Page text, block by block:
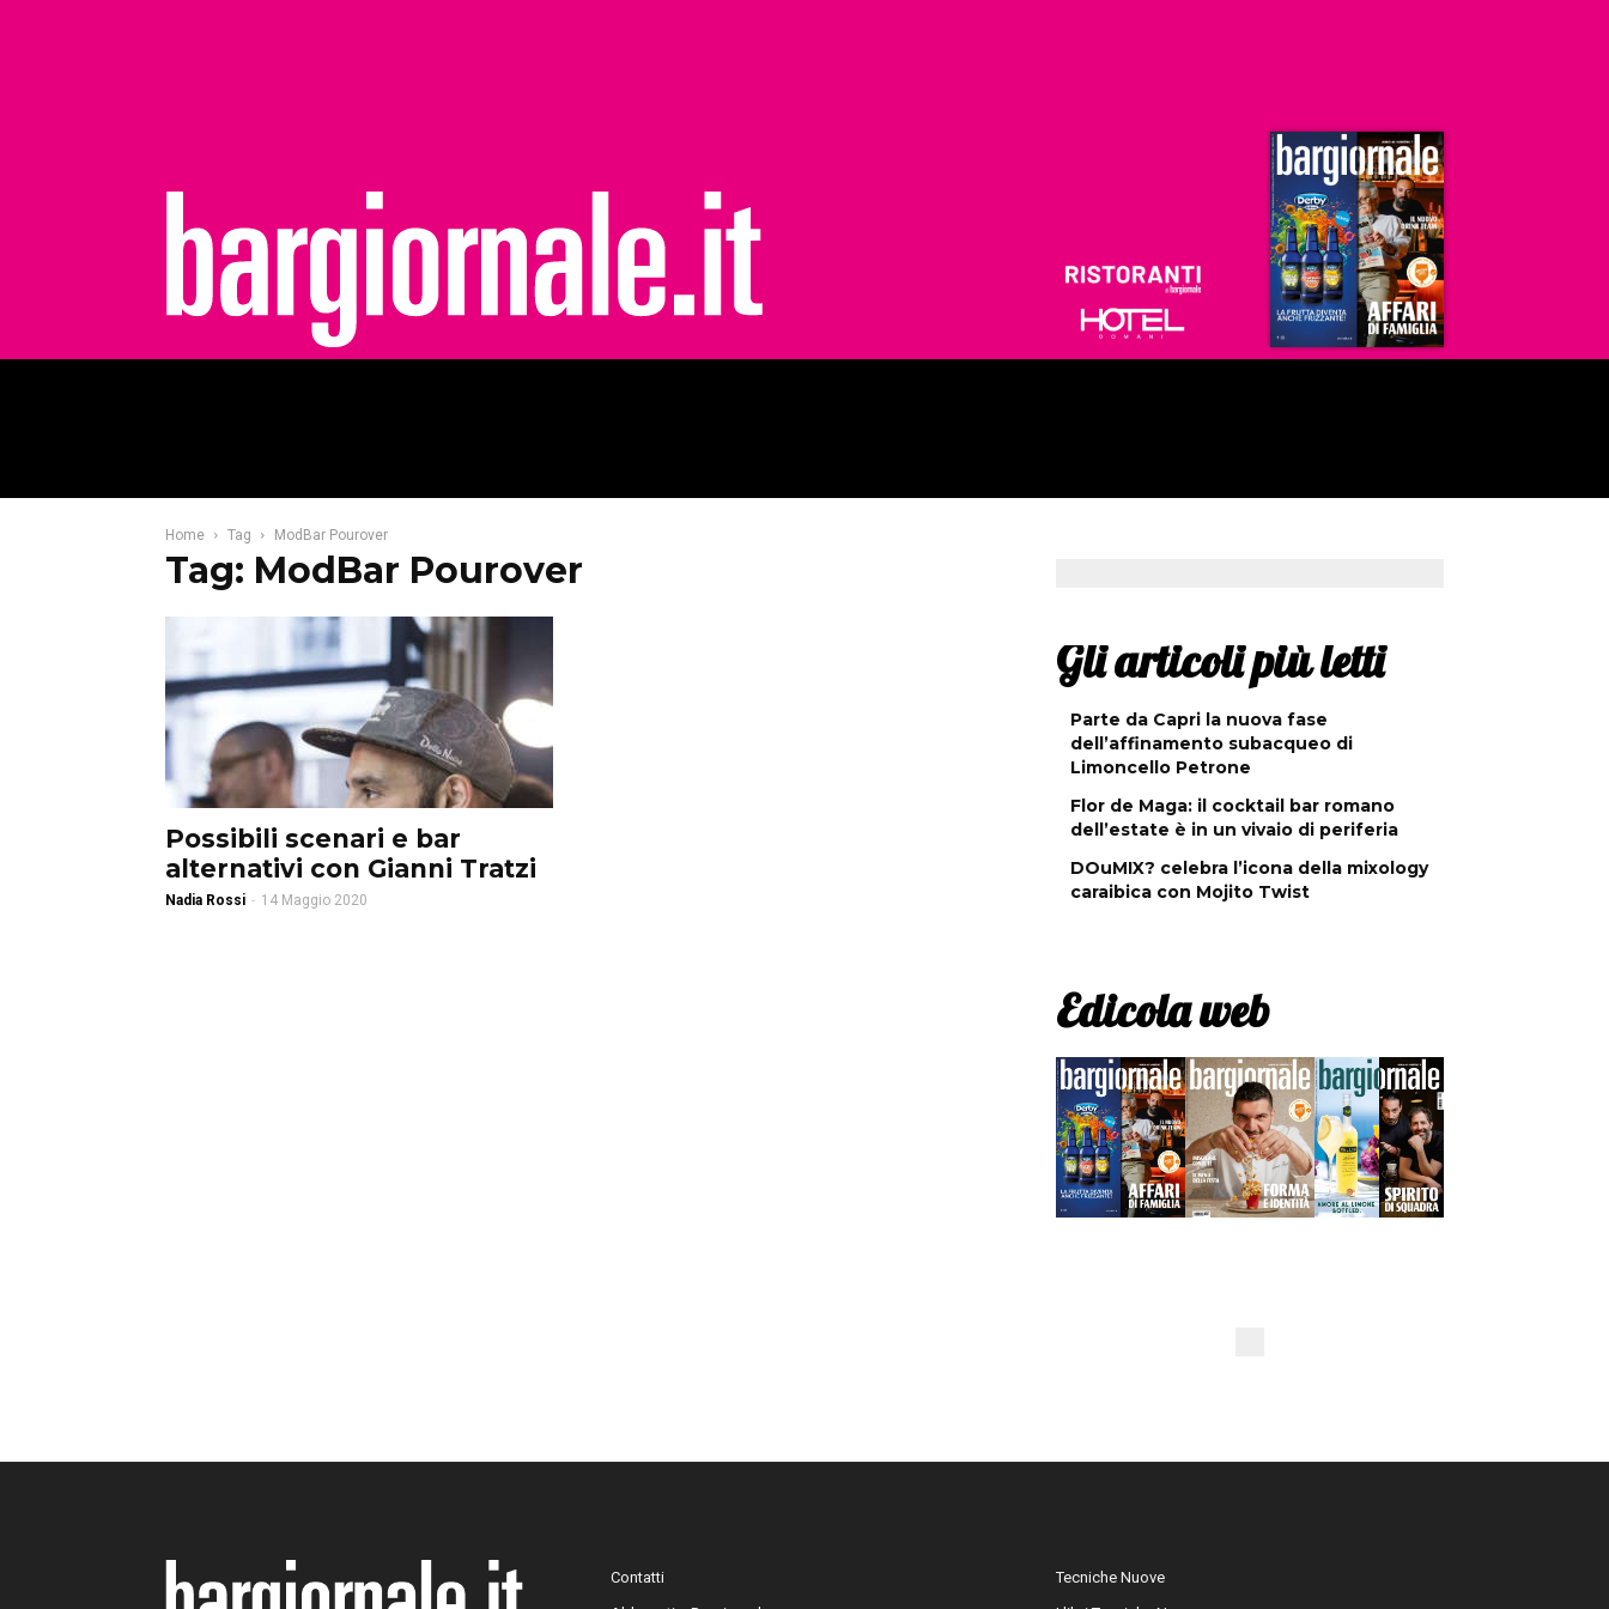
Ristoranti
Hoteldomani
Home Tag ModBar Pourover
Tag: ModBar Pourover
Possibili scenari e bar
alternativi con Gianni Tratzi
Nadia Rossi - 14 Maggio 2020
Gli articoli più letti
Parte da Capri la nuova fase
dell’affinamento subacqueo di
Limoncello Petrone
Flor de Maga: il cocktail bar romano
dell’estate è in un vivaio di periferia
DOuMIX? celebra l’icona della mixology
caraibica con Mojito Twist
Edicola web
Contatti
Tecniche Nuove